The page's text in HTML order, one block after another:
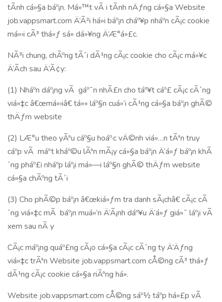
tÃ­nh cá»§a báº¡n. Má»™t vÃ i tÃ­nh nÄƒng cá»§a Website
job.vappsmart.com Ä‘Ã²i há»i báº¡n cháº¥p nháº­n cÃ¡c cookie
má»›i cÃ³ thá»ƒ sá»­ dá»¥ng Ä‘Æ°á»£c.
NÃ³i chung, chÃºng tÃ´i dÃ¹ng cÃ¡c cookie cho cÃ¡c má»¥c
Ä‘Ã­ch sau Ä‘Ã¢y:
(1) Nháº­n dáº¡ng vÃ gáº¯n nhÃ£n cho táº¥t cáº£ cÃ¡c cÃ´ng
viá»‡c â€œmá»›iâ€ tá»« láº§n cuá»‘i cÃ¹ng cá»§a báº¡n ghÃ©
thÄƒm website
(2) LÆ°u theo yÃªu cáº§u hoáº·c vÄ©nh viá»…n tÃªn truy
cáº­p vÃ máº­t kháº©u lÃªn mÃ¡y cá»§a báº¡n Ä‘á»ƒ báº¡n khÃ
´ng pháº£i nháº­p láº¡i má»—i láº§n ghÃ© thÄƒm website
cá»§a chÃºng tÃ´i
(3) Cho phÃ©p báº¡n â€œkiá»ƒm tra danh sÃ¡châ€ cÃ¡c cÃ
´ng viá»‡c mÃ báº¡n muá»‘n Ä‘Ã¡nh dáº¥u Ä‘á»ƒ giá»¯ láº¡i vÃ
xem sau nÃ y
CÃ¡c máº¡ng quáº£ng cÃ¡o cá»§a cÃ¡c cÃ´ng ty Ä‘Äƒng
viá»‡c trÃªn Website job.vappsmart.com cÅ©ng cÃ³ thá»ƒ
dÃ¹ng cÃ¡c cookie cá»§a riÃªng há».
Website job.vappsmart.com cÅ©ng sáº½ táº­p há»£p vÃ